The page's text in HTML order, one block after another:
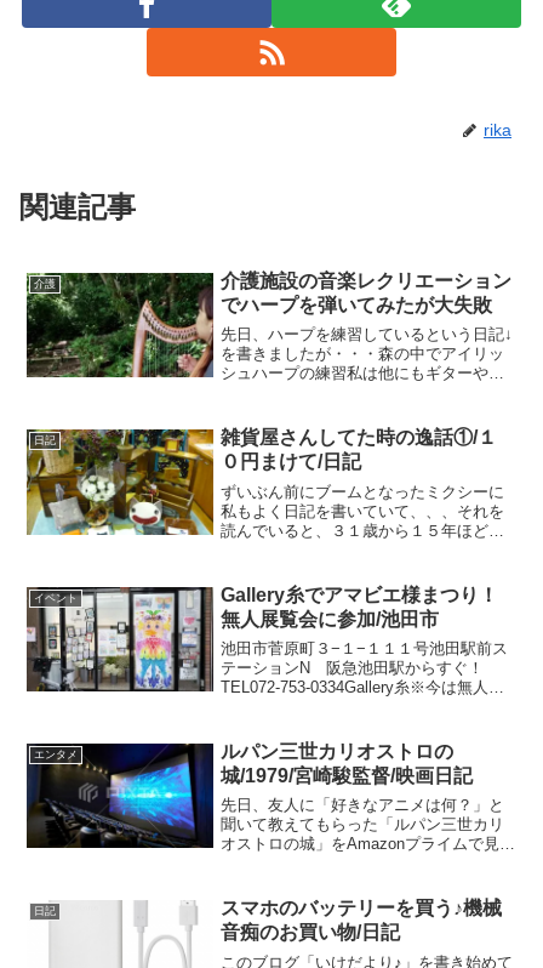
rika
関連記事
介護
介護施設の音楽レクリエーション
でハープを弾いてみたが大失敗
先日、ハープを練習しているという日記↓
を書きましたが・・・森の中でアイリッ
シュハープの練習私は他にもギターやピ
のを目的として唱歌を中心に弾きながら
歌えるように練習を頑...
日記
雑貨屋さんしてた時の逸話①/１
０円まけて/日記
ずいぶん前にブームとなったミクシーに
私もよく日記を書いていて、、、それを
読んでいると、３１歳から１５年ほど経
ます♬☻☻♫•*¨*•.¸先ほど７０代ぐらいの
お客様がベビー...
イベント
Gallery糸でアマビエ様まつり！
無人展覧会に参加/池田市
池田市菅原町３−１−１１１号池田駅前ス
テーションN 阪急池田駅からすぐ！
TEL072-753-0334Gallery糸※今は無人展
様については先日書かせていた...
エンタメ
ルパン三世カリオストロの
城/1979/宮崎駿監督/映画日記
先日、友人に「好きなアニメは何？」と
聞いて教えてもらった「ルパン三世カリ
オストロの城」をAmazonプライムで見て
挙げている人が多いのですね！なんと！
19...
日記
スマホのバッテリーを買う♪機械
音痴のお買い物/日記
このブログ「いけだより♪」を書き始めて